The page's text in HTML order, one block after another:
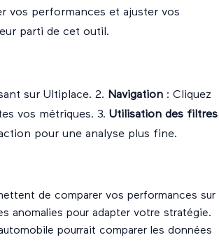
vos performances et ajuster vos
parti de cet outil.
sur Ultiplace. 2. Navigation : Cliquez
vos métriques. 3. Utilisation des filtres
pour une analyse plus fine.
de comparer vos performances sur
anomalies pour adapter votre stratégie.
pourrait comparer les données